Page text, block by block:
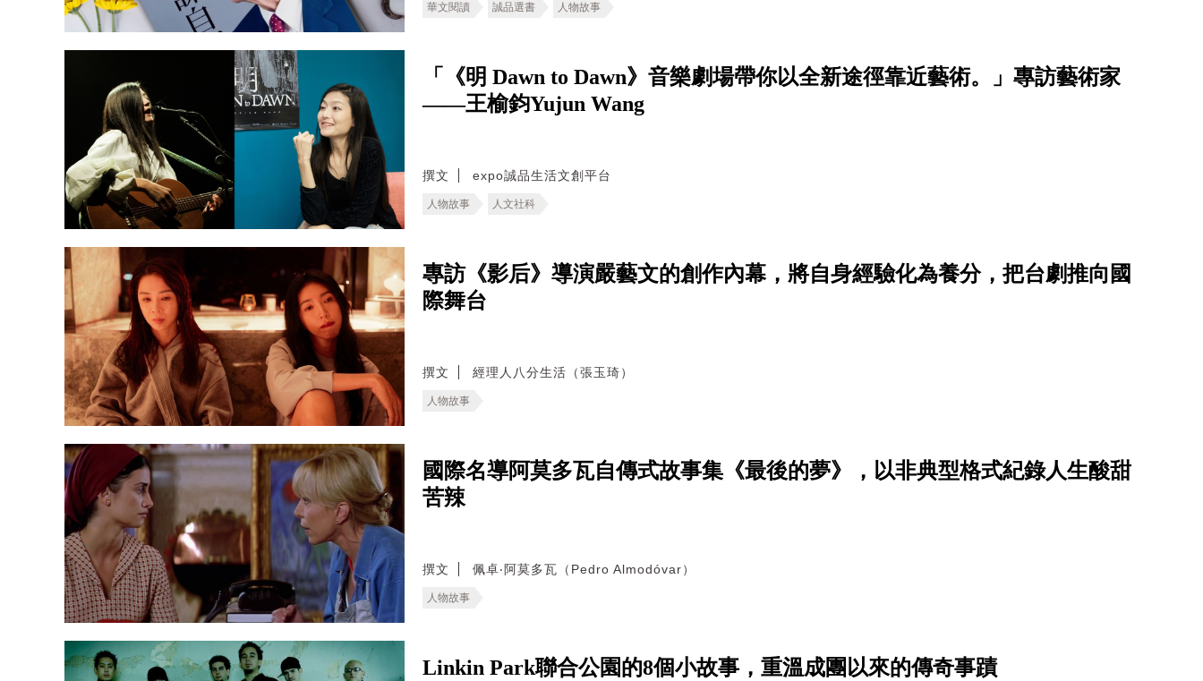
華文閱讀 誠品選書 人物故事
「《明 Dawn to Dawn》音樂劇場帶你以全新途徑靠近藝術。」專訪藝術家
——王榆鈞Yujun Wang
撰文 expo誠品生活文創平台
人物故事 人文社科
專訪《影后》導演嚴藝文的創作內幕，將自身經驗化為養分，把台劇推向國
際舞台
撰文 經理人八分生活（張玉琦）
人物故事
國際名導阿莫多瓦自傳式故事集《最後的夢》，以非典型格式紀錄人生酸甜
苦辣
撰文 佩卓‧阿莫多瓦（Pedro Almodóvar）
人物故事
Linkin Park聯合公園的8個小故事，重溫成團以來的傳奇事蹟